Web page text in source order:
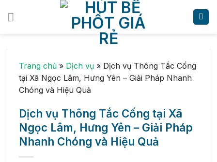
Trang chủ » Dịch vụ » Dịch vụ Thông Tắc Cống
tại Xã Ngọc Lâm, Hưng Yên – Giải Pháp Nhanh
Chóng và Hiệu Quả
Dịch vụ Thông Tắc Cống tại Xã
Ngọc Lâm, Hưng Yên – Giải Pháp
Nhanh Chóng và Hiệu Quả